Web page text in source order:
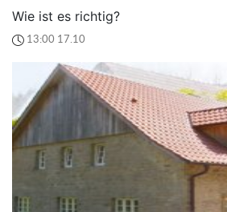
Wie ist es richtig?
13:00 17.10